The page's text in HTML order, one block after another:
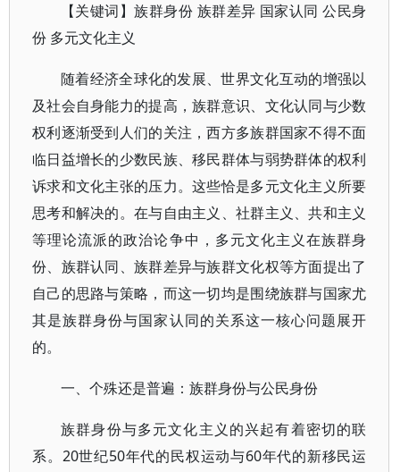
【关键词】族群身份 族群差异 国家认同 公民身
份 多元文化主义
随着经济全球化的发展、世界文化互动的增强以
及社会自身能力的提高，族群意识、文化认同与少数
权利逐渐受到人们的关注，西方多族群国家不得不面
临日益增长的少数民族、移民群体与弱势群体的权利
诉求和文化主张的压力。这些恰是多元文化主义所要
思考和解决的。在与自由主义、社群主义、共和主义
等理论流派的政治论争中，多元文化主义在族群身
份、族群认同、族群差异与族群文化权等方面提出了
自己的思路与策略，而这一切均是围绕族群与国家尤
其是族群身份与国家认同的关系这一核心问题展开
的。
一、个殊还是普遍：族群身份与公民身份
族群身份与多元文化主义的兴起有着密切的联
系。20世纪50年代的民权运动与60年代的新移民运